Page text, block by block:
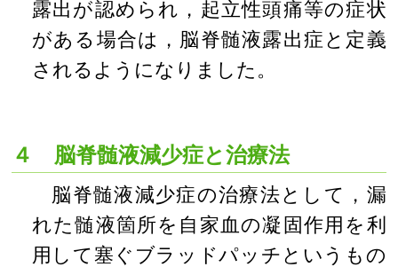
露出が認められ，起立性頭痛等の症状
がある場合は，脳脊髄液露出症と定義
されるようになりました。
４ 脳脊髄液減少症と治療法
脳脊髄液減少症の治療法として，漏
れた髄液箇所を自家血の凝固作用を利
用して塞ぐブラッドパッチというもの